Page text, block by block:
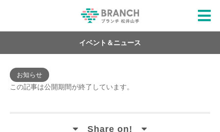
イベント＆ニュース
お知らせ
この記事は公開期間が終了しています。